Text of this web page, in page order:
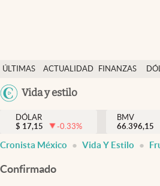
ÚLTIMAS
NOTICIAS
ACTUALIDAD
FINANZAS
Vida y estilo
Actualidad
Finanzas y economía
Dólar y mercados
DÓLAR
$ 17,15 -0.33%
BMV
66.396,15
Cronista México Vida Y Estilo
Confirmado